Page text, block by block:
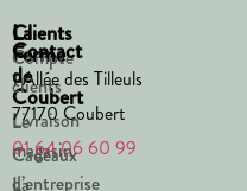
La
Ferme
de
Coubert
Le
magasin
La
Clients
Compte
clients
Livraison
Cadeaux
d’entreprise
Contact
1 Allée des Tilleuls
77170 Coubert
01 64 06 60 99